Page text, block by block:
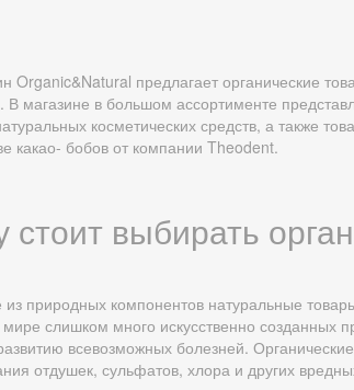
Organic&Natural предлагает органические
магазине в большом ассортименте
косметических средств, а также
какао- бобов от компании Theodent.
стоит выбирать
из природных компонентов натуральные
мире слишком много искусственно созданных
всевозможных болезней.
отдушек, сульфатов, хлора и других